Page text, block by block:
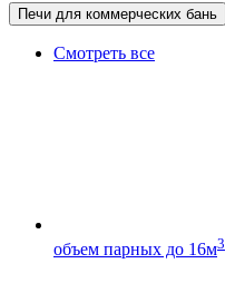
Печи для коммерческих бань
Смотреть все
объем парных до 16м3